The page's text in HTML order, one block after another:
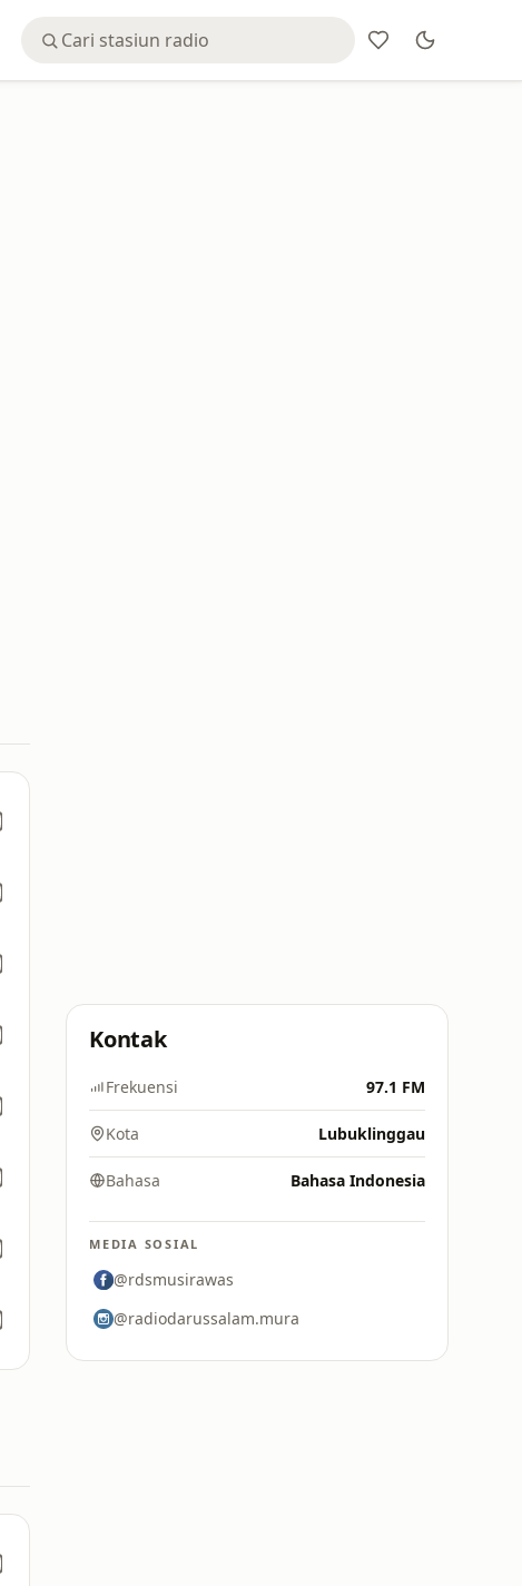
Kontak
Frekuensi 97.1 FM
Kota Lubuklinggau
Bahasa Bahasa Indonesia
MEDIA SOSIAL
@rdsmusirawas
@radiodarussalam.mura